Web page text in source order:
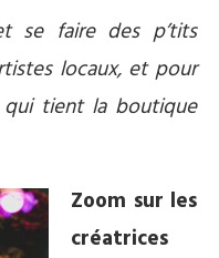
se faire des p’tits
locaux, et pour
tient la boutique
Zoom sur les
créatrices